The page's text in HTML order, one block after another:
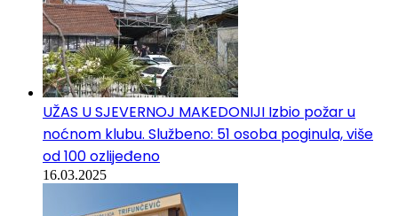
UŽAS U SJEVERNOJ MAKEDONIJI Izbio požar u
noćnom klubu. Službeno: 51 osoba poginula, više
od 100 ozlijeđeno
16.03.2025